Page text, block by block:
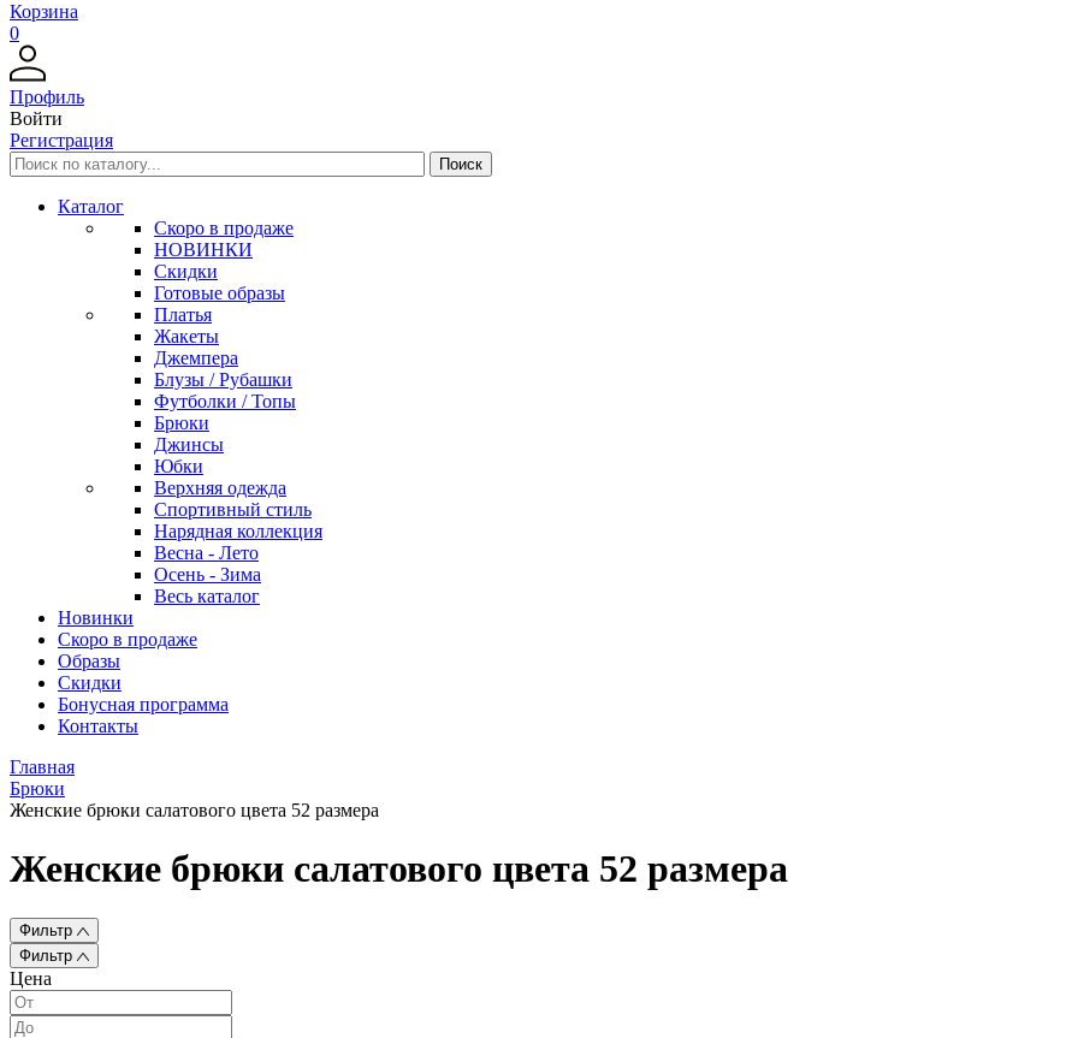
Корзина
0
Профиль
Войти
Регистрация
Каталог
Скоро в продаже
НОВИНКИ
Скидки
Готовые образы
Платья
Жакеты
Джемпера
Блузы / Рубашки
Футболки / Топы
Брюки
Джинсы
Юбки
Верхняя одежда
Спортивный стиль
Нарядная коллекция
Весна - Лето
Осень - Зима
Весь каталог
Новинки
Скоро в продаже
Образы
Скидки
Бонусная программа
Контакты
Главная
Брюки
Женские брюки салатового цвета 52 размера
Женские брюки салатового цвета 52 размера
Фильтр
Фильтр
Цена